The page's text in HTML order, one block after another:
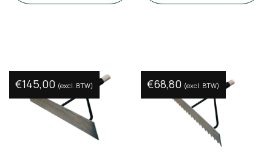
€145,00 (excl. BTW) €68,80 (excl. BTW)